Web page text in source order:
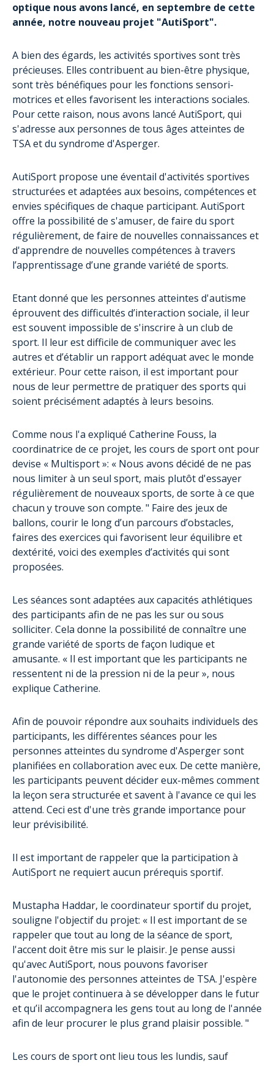
optique nous avons lancé, en septembre de cette
année, notre nouveau projet "AutiSport".
A bien des égards, les activités sportives sont très
précieuses. Elles contribuent au bien-être physique,
sont très bénéfiques pour les fonctions sensori-
motrices et elles favorisent les interactions sociales.
Pour cette raison, nous avons lancé AutiSport, qui
s'adresse aux personnes de tous âges atteintes de
TSA et du syndrome d'Asperger.
AutiSport propose une éventail d'activités sportives
structurées et adaptées aux besoins, compétences et
envies spécifiques de chaque participant. AutiSport
offre la possibilité de s'amuser, de faire du sport
régulièrement, de faire de nouvelles connaissances et
d'apprendre de nouvelles compétences à travers
l’apprentissage d’une grande variété de sports.
Etant donné que les personnes atteintes d'autisme
éprouvent des difficultés d’interaction sociale, il leur
est souvent impossible de s'inscrire à un club de
sport. Il leur est difficile de communiquer avec les
autres et d’établir un rapport adéquat avec le monde
extérieur. Pour cette raison, il est important pour
nous de leur permettre de pratiquer des sports qui
soient précisément adaptés à leurs besoins.
Comme nous l'a expliqué Catherine Fouss, la
coordinatrice de ce projet, les cours de sport ont pour
devise « Multisport »: « Nous avons décidé de ne pas
nous limiter à un seul sport, mais plutôt d'essayer
régulièrement de nouveaux sports, de sorte à ce que
chacun y trouve son compte. " Faire des jeux de
ballons, courir le long d’un parcours d’obstacles,
faires des exercices qui favorisent leur équilibre et
dextérité, voici des exemples d’activités qui sont
proposées.
Les séances sont adaptées aux capacités athlétiques
des participants afin de ne pas les sur ou sous
solliciter. Cela donne la possibilité de connaître une
grande variété de sports de façon ludique et
amusante. « Il est important que les participants ne
ressentent ni de la pression ni de la peur », nous
explique Catherine.
Afin de pouvoir répondre aux souhaits individuels des
participants, les différentes séances pour les
personnes atteintes du syndrome d'Asperger sont
planifiées en collaboration avec eux. De cette manière,
les participants peuvent décider eux-mêmes comment
la leçon sera structurée et savent à l'avance ce qui les
attend. Ceci est d'une très grande importance pour
leur prévisibilité.
Il est important de rappeler que la participation à
AutiSport ne requiert aucun prérequis sportif.
Mustapha Haddar, le coordinateur sportif du projet,
souligne l'objectif du projet: « Il est important de se
rappeler que tout au long de la séance de sport,
l'accent doit être mis sur le plaisir. Je pense aussi
qu'avec AutiSport, nous pouvons favoriser
l'autonomie des personnes atteintes de TSA. J'espère
que le projet continuera à se développer dans le futur
et qu’il accompagnera les gens tout au long de l'année
afin de leur procurer le plus grand plaisir possible. "
Les cours de sport ont lieu tous les lundis, sauf